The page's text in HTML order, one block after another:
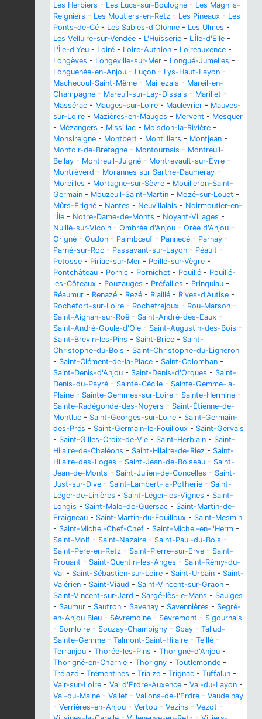
Les Herbiers - Les Lucs-sur-Boulogne - Les Magnils-
Reigniers - Les Moutiers-en-Retz - Les Pineaux - Les
Ponts-de-Cé - Les Sables-d'Olonne - Les Ulmes -
Les Velluire-sur-Vendée - L'Huisserie - L'Île-d'Elle -
L'Île-d'Yeu - Loiré - Loire-Authion - Loireauxence -
Longèves - Longeville-sur-Mer - Longué-Jumelles -
Longuenée-en-Anjou - Luçon - Lys-Haut-Layon -
Machecoul-Saint-Même - Maillezais - Mareil-en-
Champagne - Mareuil-sur-Lay-Dissais - Marillet -
Massérac - Mauges-sur-Loire - Maulévrier - Mauves-
sur-Loire - Mazières-en-Mauges - Mervent - Mesquer
- Mézangers - Missillac - Moisdon-la-Rivière -
Monsireigne - Montbert - Montilliers - Montjean -
Montoir-de-Bretagne - Montournais - Montreuil-
Bellay - Montreuil-Juigné - Montrevault-sur-Èvre -
Montréverd - Morannes sur Sarthe-Daumeray -
Moreilles - Mortagne-sur-Sèvre - Mouilleron-Saint-
Germain - Mouzeuil-Saint-Martin - Mozé-sur-Louet -
Mûrs-Erigné - Nantes - Neuvillalais - Noirmoutier-en-
l'Île - Notre-Dame-de-Monts - Noyant-Villages -
Nuillé-sur-Vicoin - Ombrée d'Anjou - Orée d'Anjou -
Origné - Oudon - Paimbœuf - Pannecé - Parnay -
Parné-sur-Roc - Passavant-sur-Layon - Péault -
Petosse - Piriac-sur-Mer - Poillé-sur-Vègre -
Pontchâteau - Pornic - Pornichet - Pouillé - Pouillé-
les-Côteaux - Pouzauges - Préfailles - Prinquiau -
Réaumur - Renazé - Rezé - Riaillé - Rives-d'Autise -
Rochefort-sur-Loire - Rochetrejoux - Rou-Marson -
Saint-Aignan-sur-Roë - Saint-André-des-Eaux -
Saint-André-Goule-d'Oie - Saint-Augustin-des-Bois -
Saint-Brevin-les-Pins - Saint-Brice - Saint-
Christophe-du-Bois - Saint-Christophe-du-Ligneron
- Saint-Clément-de-la-Place - Saint-Colomban -
Saint-Denis-d'Anjou - Saint-Denis-d'Orques - Saint-
Denis-du-Payré - Sainte-Cécile - Sainte-Gemme-la-
Plaine - Sainte-Gemmes-sur-Loire - Sainte-Hermine -
Sainte-Radégonde-des-Noyers - Saint-Étienne-de-
Montluc - Saint-Georges-sur-Loire - Saint-Germain-
des-Prés - Saint-Germain-le-Fouilloux - Saint-Gervais
- Saint-Gilles-Croix-de-Vie - Saint-Herblain - Saint-
Hilaire-de-Chaléons - Saint-Hilaire-de-Riez - Saint-
Hilaire-des-Loges - Saint-Jean-de-Boiseau - Saint-
Jean-de-Monts - Saint-Julien-de-Concelles - Saint-
Just-sur-Dive - Saint-Lambert-la-Potherie - Saint-
Léger-de-Linières - Saint-Léger-les-Vignes - Saint-
Longis - Saint-Malo-de-Guersac - Saint-Martin-de-
Fraigneau - Saint-Martin-du-Fouilloux - Saint-Mesmin
- Saint-Michel-Chef-Chef - Saint-Michel-en-l'Herm -
Saint-Molf - Saint-Nazaire - Saint-Paul-du-Bois -
Saint-Père-en-Retz - Saint-Pierre-sur-Erve - Saint-
Prouant - Saint-Quentin-les-Anges - Saint-Rémy-du-
Val - Saint-Sébastien-sur-Loire - Saint-Urbain - Saint-
Valérien - Saint-Viaud - Saint-Vincent-sur-Graon -
Saint-Vincent-sur-Jard - Sargé-lès-le-Mans - Saulges
- Saumur - Sautron - Savenay - Savennières - Segré-
en-Anjou Bleu - Sèvremoine - Sèvremont - Sigournais
- Somloire - Souzay-Champigny - Spay - Tallud-
Sainte-Gemme - Talmont-Saint-Hilaire - Teillé -
Terranjou - Thorée-les-Pins - Thorigné-d'Anjou -
Thorigné-en-Charnie - Thorigny - Toutlemonde -
Trélazé - Trémentines - Triaize - Trignac - Tuffalun -
Vair-sur-Loire - Val d'Erdre-Auxence - Val-du-Layon -
Val-du-Maine - Vallet - Vallons-de-l'Erdre - Vaudelnay
- Verrières-en-Anjou - Vertou - Vezins - Vezot -